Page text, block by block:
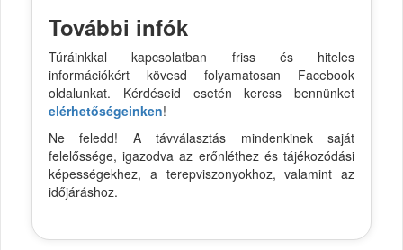
További infók
Túráinkkal kapcsolatban friss és hiteles
információkért kövesd folyamatosan Facebook
oldalunkat. Kérdéseid esetén keress bennünket
elérhetőségeinken!
Ne feledd! A távválasztás mindenkinek saját
felelőssége, igazodva az erőnléthez és tájékozódási
képességekhez, a terepviszonyokhoz, valamint az
időjáráshoz.